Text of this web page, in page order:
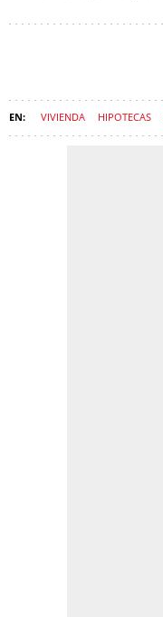
VIVIENDA HIPOTECAS